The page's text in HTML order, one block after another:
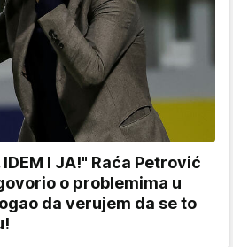
IDEM I JA!" Raća Petrović
o problemima u
da verujem da se to